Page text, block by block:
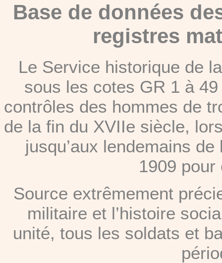
Base de données
registres
Le Service historique de
sous les cotes GR 1 à
contrôles des hommes de
de la fin du XVIIe siècle,
jusqu’aux lendemains
1909
Source extrêmement
militaire et l’histoire
unité, tous les soldats et